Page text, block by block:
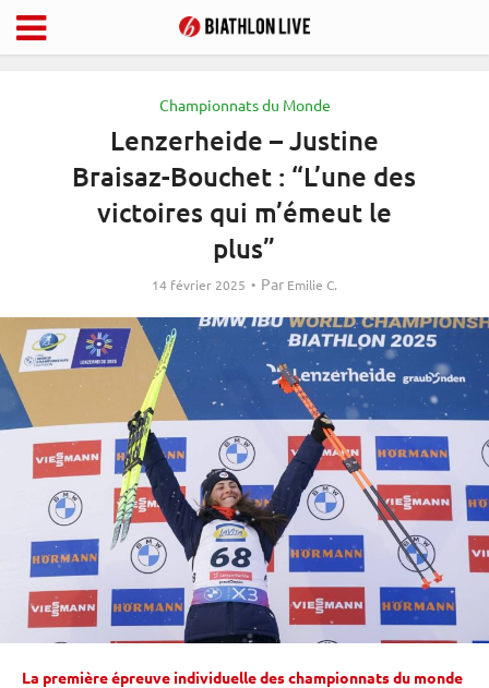
Championnats du Monde
Lenzerheide – Justine
Braisaz-Bouchet : “L’une des
victoires qui m’émeut le
plus”
14 février 2025 Par Emilie C.
La première épreuve individuelle des championnats du monde